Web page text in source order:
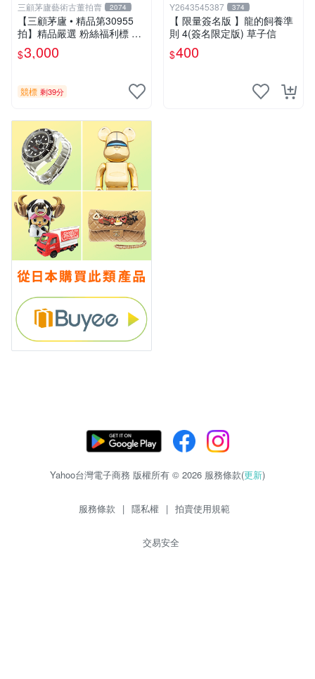
三顧茅廬藝術古董拍賣 2074
【三顧茅廬 • 精品第30955
拍】精品嚴選 粉絲福利標 日
本動漫大師 車田正美簽名照
片《聖鬥士星矢》！ 特惠起
$3,000
競標 剩39分
Y2643545387 374
【 限量簽名版 】龍的飼養準
則 4(簽名限定版) 草子信
$400
Yahoo台灣電子商務 版權所有 © 2026 服務條款(更新)
服務條款 | 隱私權 | 拍賣使用規範
交易安全